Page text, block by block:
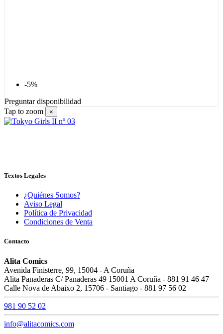
-5%
Preguntar disponibilidad
Tap to zoom
×
Textos Legales
¿Quiénes Somos?
Aviso Legal
Política de Privacidad
Condiciones de Venta
Contacto
Alita Comics
Avenida Finisterre, 99, 15004 - A Coruña
Alita Panaderas C/ Panaderas 49 15001 A Coruña - 881 91 46 47
Calle Nova de Abaixo 2, 15706 - Santiago - 881 97 56 02
981 90 52 02
info@alitacomics.com